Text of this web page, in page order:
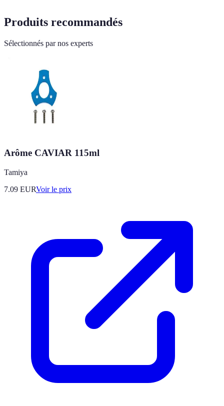
Produits recommandés
Sélectionnés par nos experts
Arôme CAVIAR 115ml
Tamiya
7.09 EURVoir le prix